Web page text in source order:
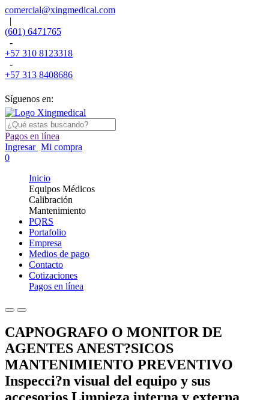
comercial@xingmedical.com
|
(601) 6471765
-
+57 310 8123318
-
+57 313 8408686
Síguenos en:
Pagos en línea
Ingresar Mi compra
0
Inicio
Equipos Médicos
Calibración
Mantenimiento
PQRS
Portafolio
Empresa
Medios de pago
Contacto
Cotizaciones
Pagos en línea
CAPNOGRAFO O MONITOR DE
AGENTES ANEST?SICOS
MANTENIMIENTO PREVENTIVO
Inspecci?n visual del equipo y sus